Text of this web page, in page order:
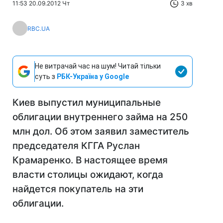
11:53 20.09.2012 Чт 3 хв
RBC.UA
Не витрачай час на шум! Читай тільки
суть з РБК-Україна у Google
Киев выпустил муниципальные
облигации внутреннего займа на 250
млн дол. Об этом заявил заместитель
председателя КГГА Руслан
Крамаренко. В настоящее время
власти столицы ожидают, когда
найдется покупатель на эти
облигации.